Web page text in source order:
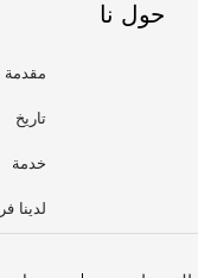
حول نا
مقدمة
تاريخ
خدمة
لدينا